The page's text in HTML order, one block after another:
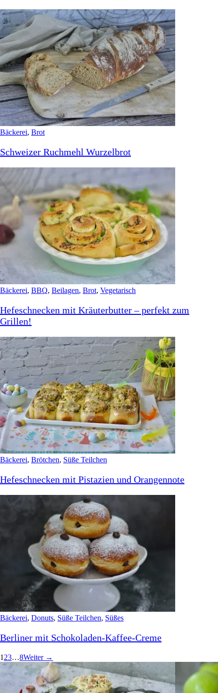
Bäckerei, Brot
Schweizer Ruchmehl Wurzelbrot
Bäckerei, BBQ, Beilagen, Brot, Vegetarisch
Hefeschnecken mit Kräuterbutter – perfekt zum
Grillen!
Bäckerei, Brötchen, Süße Teilchen
Hefeschnecken mit Pistazien und Orangennote
Bäckerei, Donuts, Süße Teilchen, Süßes
Berliner mit Schokoladen-Kaffee-Creme
1 23…8Weiter →